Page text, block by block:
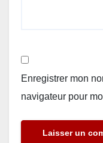
Enregistrer mon
navigateur pour